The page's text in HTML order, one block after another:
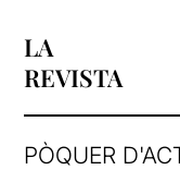
LA
REVISTA
PÒQUER